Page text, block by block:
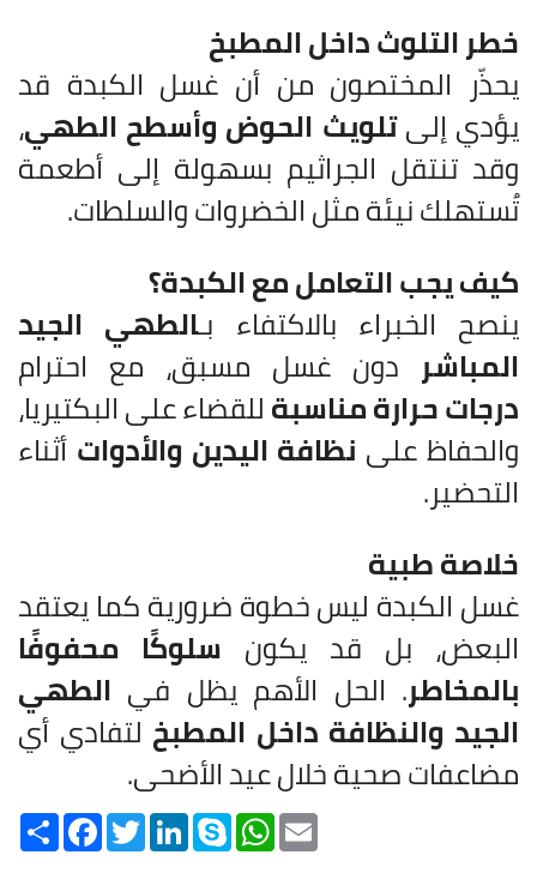
خطر التلوث داخل المطبخ
يحذّر المختصون من أن غسل الكبدة قد
يؤدي إلىتلويث الحوض وأسطح الطهي،
وقد تنتقل الجراثيم بسهولة إلى أطعمة
تُستهلك نيئة مثل الخضروات والسلطات.
كيف يجب التعامل مع الكبدة؟
ينصح الخبراء بالاكتفاء بـالطهي الجيد
المباشر دون غسل مسبق، مع احترام
درجات حرارة مناسبةللقضاء على البكتيريا،
والحفاظ على نظافة اليدين والأدوات أثناء
التحضير.
خلاصة طبية
غسل الكبدة ليس خطوة ضرورية كما يعتقد
البعض، بل قد يكون سلوكًا محفوفًا
بالمخاطر. الحل الأهم يظل في الطهي
الجيد والنظافة داخل المطبخ لتفادي أي
مضاعفات صحية خلال عيد الأضحى.
Share FacebookTwitterLinkedInSkype WhatsApp